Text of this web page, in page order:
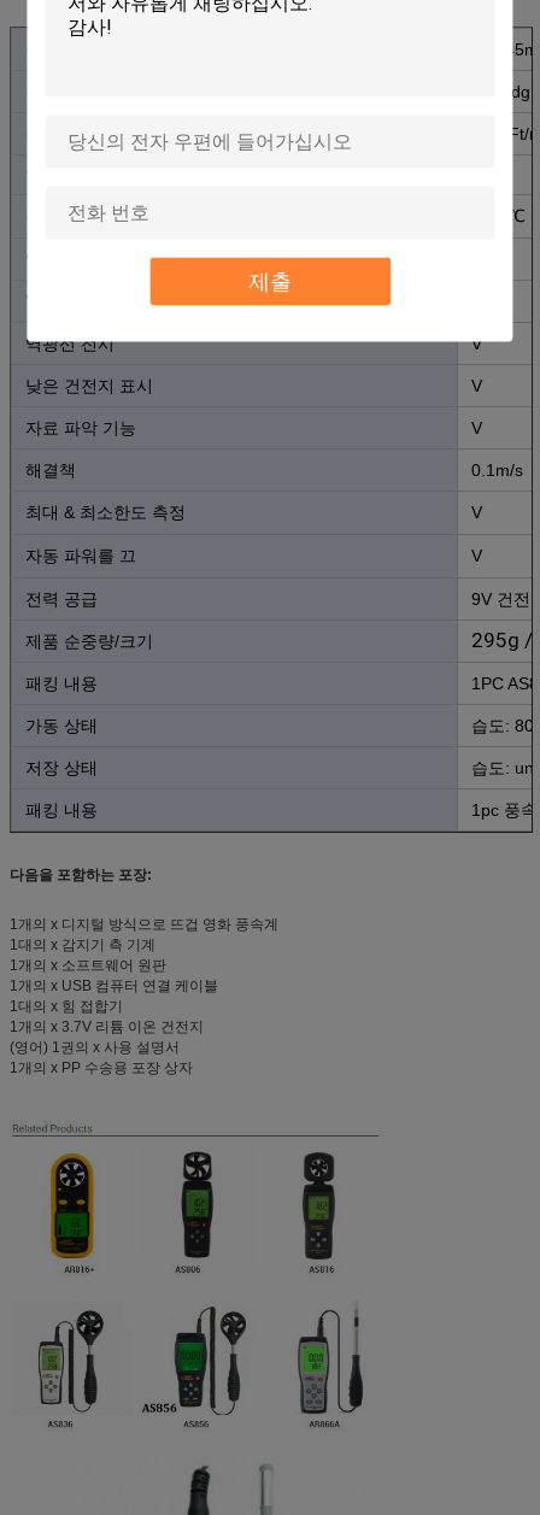
제출
±3%rdg
풍속 단위 m/s, Ft/
온도 측정 범위 0~45℃
임시 직원. 해결책
℃/℉Selection
역광선 전시 V
낮은 건전지 표시 V
자료 파악 기능 V
해결책 0.1m/s
최대 & 최소한도 측정 V
자동 파워를 끄 V
전력 공급 9V 건전
제품 순중량/크기 295g /
패킹 내용 1PC
가동 상태 습도:
저장 상태 습도:
패킹 내용 1pc 풍
다음을 포함하는 포장:
1개의 x 디지털 방식으로 뜨겁 영화 풍속계
1대의 x 감지기 측 기계
1개의 x 소프트웨어 원판
1개의 x USB 컴퓨터 연결 케이블
1대의 x 힘 접합기
1개의 x 3.7V 리튬 이온 건전지
(영어) 1권의 x 사용 설명서
1개의 x PP 수송용 포장 상자